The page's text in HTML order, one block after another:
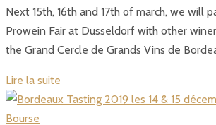
Next 15th, 16th and 17th of march, we will
Prowein Fair at Dusseldorf with other
the Grand Cercle de Grands Vins de
Lire la suite